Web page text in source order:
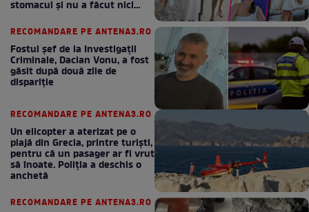
stomacul și nu a făcut nici
RECOMANDARE PE ANTENA3.RO
Fostul șef de la Investigații
Criminale, Dacian Vonu, a fost
găsit după două zile de
dispariţie
RECOMANDARE PE ANTENA3.RO
Un elicopter a aterizat pe o
plajă din Grecia, printre turiști,
pentru că un pasager ar fi vrut
să înoate. Poliția a deschis o
anchetă
RECOMANDARE PE ANTENA3.RO